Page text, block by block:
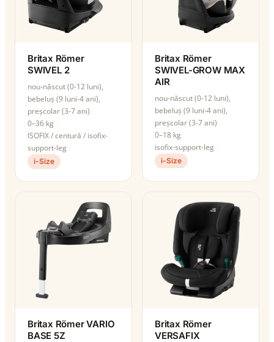
Britax Römer
SWIVEL 2
nou-născut (0-12 luni),
bebeluș (9 luni-4 ani),
preșcolar (3-7 ani)
0–36 kg
ISOFIX / centură / isofix-
support-leg
i-Size
Britax Römer
SWIVEL-GROW MAX
AIR
nou-născut (0-12 luni),
bebeluș (9 luni-4 ani),
preșcolar (3-7 ani)
0–18 kg
isofix-support-leg
i-Size
Britax Römer VARIO
BASE 5Z
Britax Römer
VERSAFIX